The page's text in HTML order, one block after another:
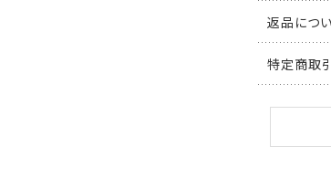
返品につ
特定商取